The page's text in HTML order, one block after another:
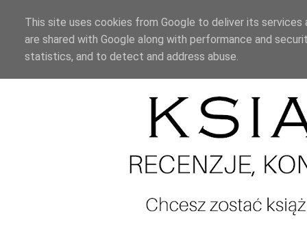
This site uses cookies from Google to deliver its
are shared with Google along with performance and
statistics, and to detect and address abuse.